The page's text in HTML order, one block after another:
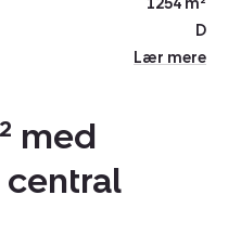
1254 m²
D
Lær mere
med